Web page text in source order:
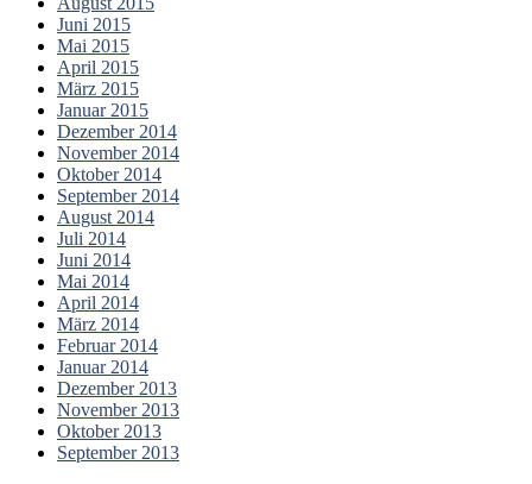
Juni 2015
Mai 2015
April 2015
März 2015
Januar 2015
Dezember 2014
November 2014
Oktober 2014
September 2014
August 2014
Juli 2014
Juni 2014
Mai 2014
April 2014
März 2014
Februar 2014
Januar 2014
Dezember 2013
November 2013
Oktober 2013
September 2013